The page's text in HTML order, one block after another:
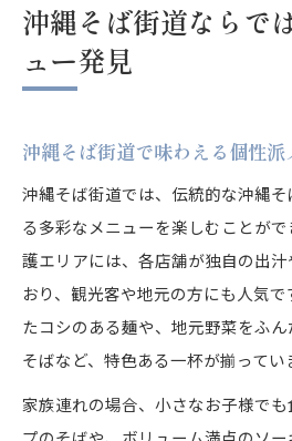
沖縄そば街道ならで
ュー発見
沖縄そば街道で味わえる個性
沖縄そば街道では、伝統的な沖縄
る多彩なメニューを楽しむことが
護エリアには、各店舗が独自の出
おり、観光客や地元の方にも人気
たコシのある麺や、地元野菜をふ
そばなど、特色ある一杯が揃ってい
家族連れの場合、小さなお子様で